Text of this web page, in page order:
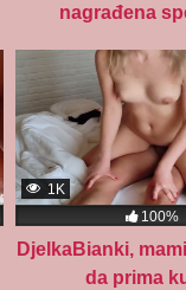
nagrađena
1K
100%
DjelkaBianki,
da prima